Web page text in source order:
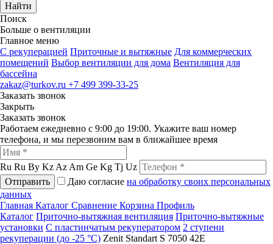
Найти
Поиск
Больше о вентиляции
Главное меню
C рекуперацией Приточные и вытяжные Для коммерческих
помещений Выбор вентиляции для дома Вентиляция для
бассейна
zakaz@turkov.ru +7 499 399-33-25
Заказать звонок
Закрыть
Заказать звонок
Работаем ежедневно с 9:00 до 19:00. Укажите ваш номер
телефона, и мы перезвоним вам в ближайшее время
Ru Ru By Kz Az Am Ge Kg Tj Uz
Отправить
Даю согласие на обработку своих персональных
данных
Главная Каталог Сравнение Корзина Профиль
Каталог Приточно-вытяжная вентиляция Приточно-вытяжные
установки С пластинчатым рекуператором 2 ступени
рекуперации (до -25 °C) Zenit Standart S 7050 42E